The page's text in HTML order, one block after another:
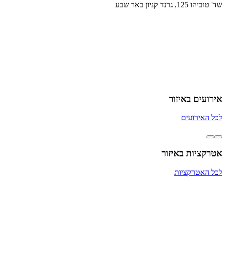
שד' טוביהו 125, גרנד קניון באר שבע
אירועים באיזור
לכל האירועים
אטרקציות באיזור
לכל האטרקציות